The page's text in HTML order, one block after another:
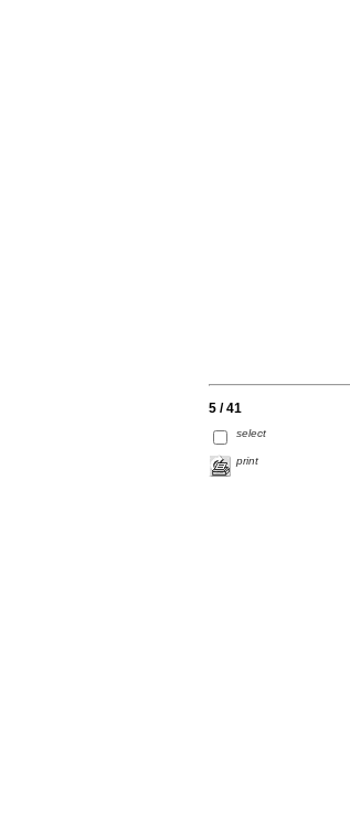
5 / 41
select
print